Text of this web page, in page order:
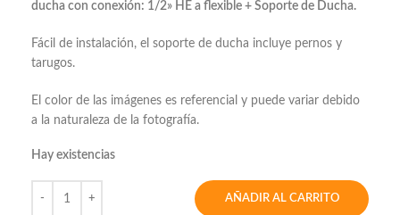
ducha con conexión: 1/2» HE a flexible + Soporte de Ducha.
Fácil de instalación, el soporte de ducha incluye pernos y
tarugos.
El color de las imágenes es referencial y puede variar debido
a la naturaleza de la fotografía.
Hay existencias
AÑADIR AL CARRITO